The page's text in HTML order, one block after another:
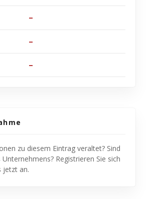
–
–
–
zu diesem Eintrag veraltet? Sind
Registrieren Sie sich
jetzt an.